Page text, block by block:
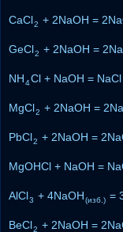
CaCl2 + 2NaOH =
GeCl2 + 2NaOH =
NH4Cl + NaOH =
MgCl2 + 2NaOH =
PbCl2 + 2NaOH =
MgOHCl + NaOH =
AlCl3 + 4NaOH(изб.) =
BeCl2 + 2NaOH =